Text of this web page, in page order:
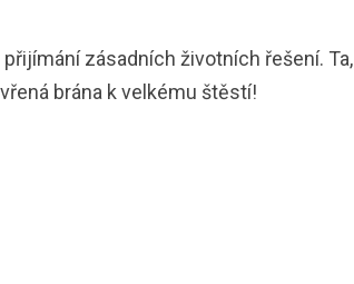
zásadních životních řešení. Ta,
brána k velkému štěstí!